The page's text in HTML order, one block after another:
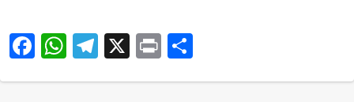
Facebook
WhatsApp
Telegram
X Print